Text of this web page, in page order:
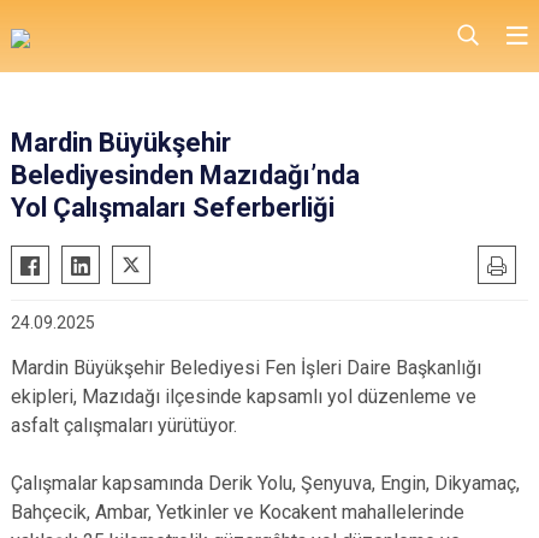
Mardin Büyükşehir
Belediyesinden Mazıdağı’nda
Yol Çalışmaları Seferberliği
24.09.2025
Mardin Büyükşehir Belediyesi Fen İşleri Daire Başkanlığı
ekipleri, Mazıdağı ilçesinde kapsamlı yol düzenleme ve
asfalt çalışmaları yürütüyor.
Çalışmalar kapsamında Derik Yolu, Şenyuva, Engin, Dikyamaç,
Bahçecik, Ambar, Yetkinler ve Kocakent mahallelerinde